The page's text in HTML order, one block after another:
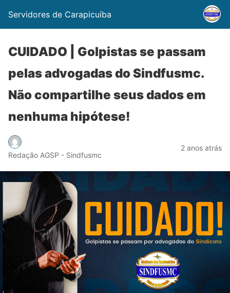
Servidores de Carapicuíba
CUIDADO | Golpistas se passam
pelas advogadas do Sindfusmc.
Não compartilhe seus dados em
nenhuma hipótese!
Redação AGSP - Sindfusmc
2 anos atrás